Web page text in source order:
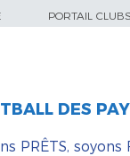
PORTAIL CLUBS
DES
PRÊTS, soyons